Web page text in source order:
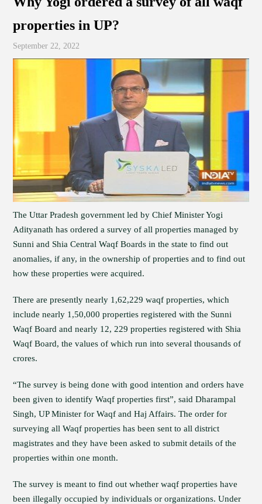
properties in UP?
September 22, 2022
The Uttar Pradesh government led by Chief Minister Yogi
Adityanath has ordered a survey of all properties managed by
Sunni and Shia Central Waqf Boards in the state to find out
anomalies, if any, in the ownership of properties and to find out
how these properties were acquired.
There are presently nearly 1,62,229 waqf properties, which
include nearly 1,50,000 properties registered with the Sunni
Waqf Board and nearly 12, 229 properties registered with Shia
Waqf Board, the values of which run into several thousands of
crores.
“The survey is being done with good intention and orders have
been given to identify Waqf properties first”, said Dharampal
Singh, UP Minister for Waqf and Haj Affairs. The order for
surveying all Waqf properties has been sent to all district
magistrates and they have been asked to submit details of the
properties within one month.
The survey is meant to find out whether waqf properties have
been illegally occupied by individuals or organizations. Under